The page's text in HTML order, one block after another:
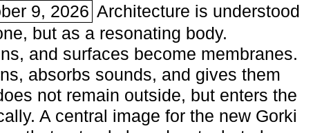
9, 2026 Architecture is understood
but as a resonating body.
and surfaces become membranes.
absorbs sounds, and gives them
not remain outside, but enters the
A central image for the new Gorki